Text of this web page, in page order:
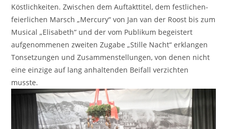
Köstlichkeiten. Zwischen dem Auftakttitel, dem festlichen-
feierlichen Marsch „Mercury“ von Jan van der Roost bis zum
Musical „Elisabeth“ und der vom Publikum begeistert
aufgenommenen zweiten Zugabe „Stille Nacht“ erklangen
Tonsetzungen und Zusammenstellungen, von denen nicht
eine einzige auf lang anhaltenden Beifall verzichten
musste.